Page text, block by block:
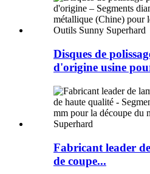
Disques de
d'origine usine
Fabricant leader
de coupe...